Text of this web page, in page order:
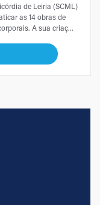
de Leiria (SCML)
as 14 obras de
A sua criaç...